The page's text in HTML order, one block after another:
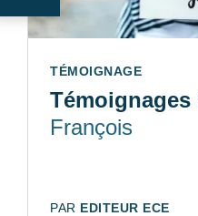
TYPE:
TÉMOIGNAGE
Témoignages
François
AUTEUR:
PAR EDITEUR ECE